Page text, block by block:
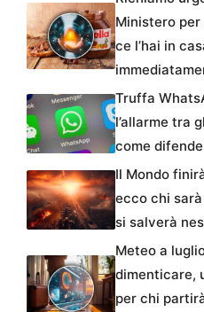
Ministero per
ce l’hai in
Truffa
l’allarme tra
come
Il Mondo
ecco chi sarà
si salverà
Meteo a
dimenticare,
per chi